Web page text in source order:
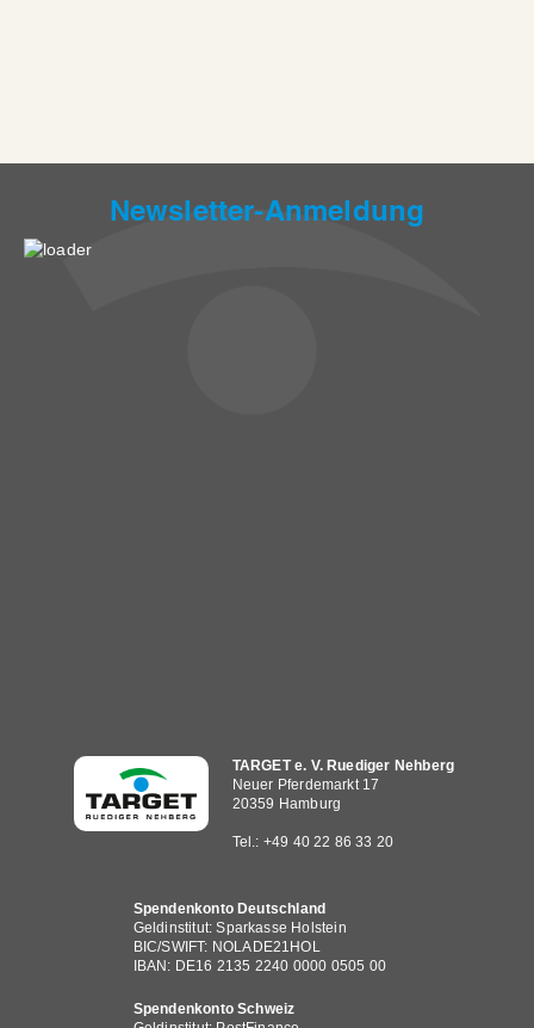
Newsletter-Anmeldung
Hauptnavigation
TARGET e. V. Ruediger Nehberg
Neuer Pferdemarkt 17
20359 Hamburg
Tel.: +49 40 22 86 33 20
Spendenkonto Deutschland
Geldinstitut: Sparkasse Holstein
BIC/SWIFT: NOLADE21HOL
IBAN: DE16 2135 2240 0000 0505 00
Spendenkonto Schweiz